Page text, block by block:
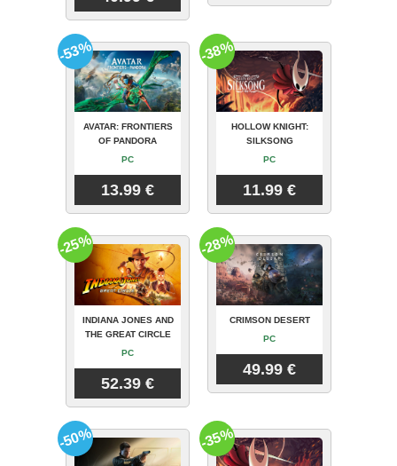
AVATAR: FRONTIERS
OF PANDORA
PC
13.99 €
-53%
HOLLOW KNIGHT:
SILKSONG
PC
11.99 €
-38%
INDIANA JONES AND
THE GREAT CIRCLE
PC
52.39 €
-25%
CRIMSON DESERT
PC
49.99 €
-28%
-50% -35%